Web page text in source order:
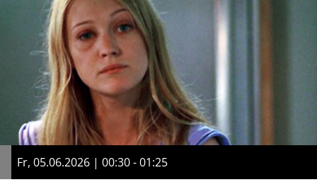
Fr, 05.06.2026 | 00:30 - 01:25